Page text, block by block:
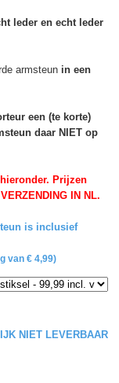
leder en echt leder
armsteun in een
een (te korte)
daar NIET op
Prijzen
IN NL.
is inclusief
van € 4,99)
NIET LEVERBAAR